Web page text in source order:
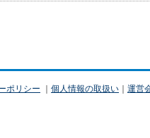
ポリシー ｜ 個人情報の取扱い ｜ 運営